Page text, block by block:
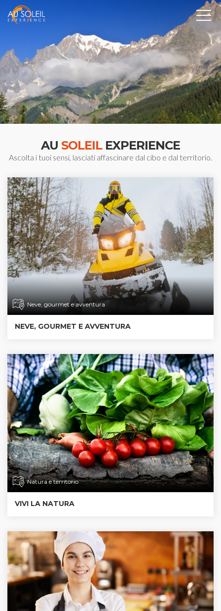
AU SOLEILEXPERIENCE
Ascolta i tuoi sensi, lasciati affascinare dal cibo e dal territorio.
Neve, gourmet e avventura
NEVE, GOURMET E AVVENTURA
Natura e territorio
VIVI LA NATURA